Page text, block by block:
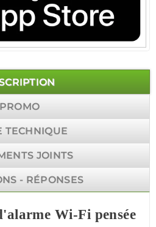
PROMO
TECHNIQUE
JOINTS
- RÉPONSES
Wi-Fi pensée